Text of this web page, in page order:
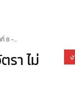
8 -...
รา ไม่